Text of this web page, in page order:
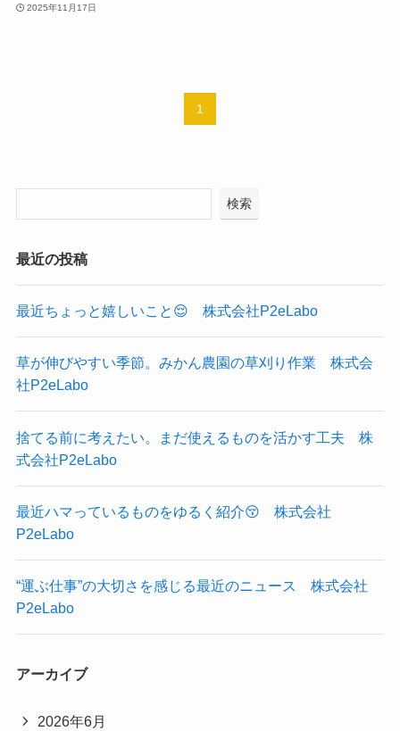
2025年11月17日
1
検索
最近の投稿
最近ちょっと嬉しいこと😌 株式会社P2eLabo
草が伸びやすい季節。みかん農園の草刈り作業 株式会
社P2eLabo
捨てる前に考えたい。まだ使えるものを活かす工夫 株
式会社P2eLabo
最近ハマっているものをゆるく紹介😚 株式会社
P2eLabo
“運ぶ仕事”の大切さを感じる最近のニュース 株式会社
P2eLabo
アーカイブ
2026年6月